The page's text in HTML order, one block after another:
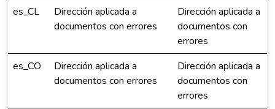
es_CL
Dirección aplicada a
documentos con errores
Dirección aplicada a
documentos con
errores
es_CO
Dirección aplicada a
documentos con errores
Dirección aplicada a
documentos con
errores